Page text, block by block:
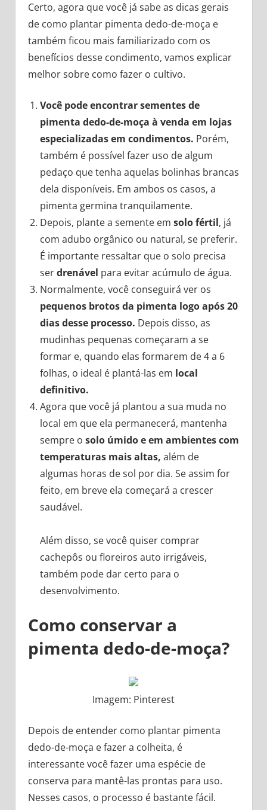
Certo, agora que você já sabe as dicas gerais
de como plantar pimenta dedo-de-moça e
também ficou mais familiarizado com os
benefícios desse condimento, vamos explicar
melhor sobre como fazer o cultivo.
Você pode encontrar sementes de
pimenta dedo-de-moça à venda em lojas
especializadas em condimentos. Porém,
também é possível fazer uso de algum
pedaço que tenha aquelas bolinhas brancas
dela disponíveis. Em ambos os casos, a
pimenta germina tranquilamente.
Depois, plante a semente em solo fértil, já
com adubo orgânico ou natural, se preferir.
É importante ressaltar que o solo precisa
serdrenável para evitar acúmulo de água.
Normalmente, você conseguirá ver os
pequenos brotos da pimenta logo após 20
dias desse processo. Depois disso, as
mudinhas pequenas começaram a se
formar e, quando elas formarem de 4 a 6
folhas, o ideal é plantá-las em local
definitivo.
Agora que você já plantou a sua muda no
local em que ela permanecerá, mantenha
sempre o solo úmido e em ambientes com
temperaturas mais altas, além de
algumas horas de sol por dia. Se assim for
feito, em breve ela começará a crescer
saudável.
Além disso, se você quiser comprar
cachepôs ou floreiros auto irrigáveis,
também pode dar certo para o
desenvolvimento.
Como conservar a
pimenta dedo-de-moça?
Imagem: Pinterest
Depois de entender como plantar pimenta
dedo-de-moça e fazer a colheita, é
interessante você fazer uma espécie de
conserva para mantê-las prontas para uso.
Nesses casos, o processo é bastante fácil.